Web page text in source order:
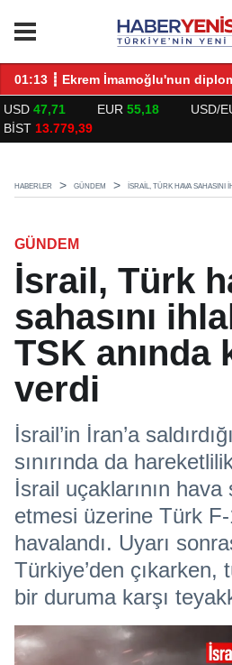
BULUŞTU
01:13 ┋ Ekrem İmamoğlu'nun
USD 47,71 EUR 55,18 USD/
BİST 13.779,39
HABERLER GÜNDEM İSRAIL, TÜRK HAVA SAHASINI
GÜNDEM
İsrail, Türk
sahasını
TSK anında
verdi
İsrail’in İran’a
sınırında da
İsrail uçaklarının hava
etmesi üzerine Türk F-
havalandı. Uyarı
Türkiye’den çıkarken,
bir duruma karşı